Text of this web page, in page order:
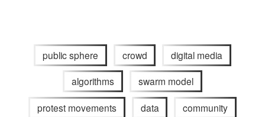
public sphere crowd digital media
algorithms swarm model
protest movements data community